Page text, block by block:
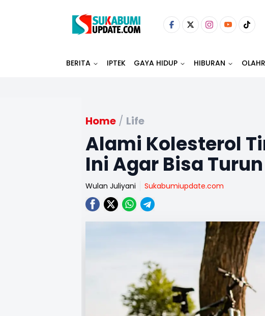
BERITA IPTEK GAYA HIDUP HIBURAN
Home / Life
Alami Kolesterol
Ini Agar Bisa
Wulan Juliyani Sukabumiupdate.com